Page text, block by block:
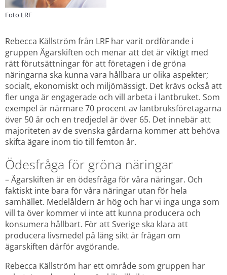
Foto LRF
Rebecca Källström från LRF har varit ordförande i
gruppen Ägarskiften och menar att det är viktigt med
rätt förutsättningar för att företagen i de gröna
näringarna ska kunna vara hållbara ur olika aspekter;
socialt, ekonomiskt och miljömässigt. Det krävs också att
fler unga är engagerade och vill arbeta i lantbruket. Som
exempel är närmare 70 procent av lantbruksföretagarna
över 50 år och en tredjedel är över 65. Det innebär att
majoriteten av de svenska gårdarna kommer att behöva
skifta ägare inom tio till femton år.
Ödesfråga för gröna näringar
– Ägarskiften är en ödesfråga för våra näringar. Och
faktiskt inte bara för våra näringar utan för hela
samhället. Medelåldern är hög och har vi inga unga som
vill ta över kommer vi inte att kunna producera och
konsumera hållbart. För att Sverige ska klara att
producera livsmedel på lång sikt är frågan om
ägarskiften därför avgörande.
Rebecca Källström har ett område som gruppen har